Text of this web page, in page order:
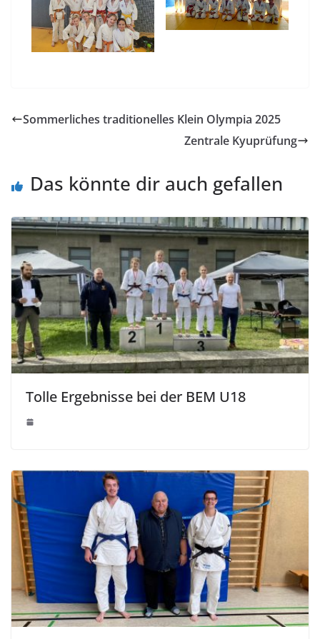
Sommerliches traditionelles Klein Olympia 2025
Zentrale Kyuprüfung
Das könnte dir auch gefallen
Tolle Ergebnisse bei der BEM U18